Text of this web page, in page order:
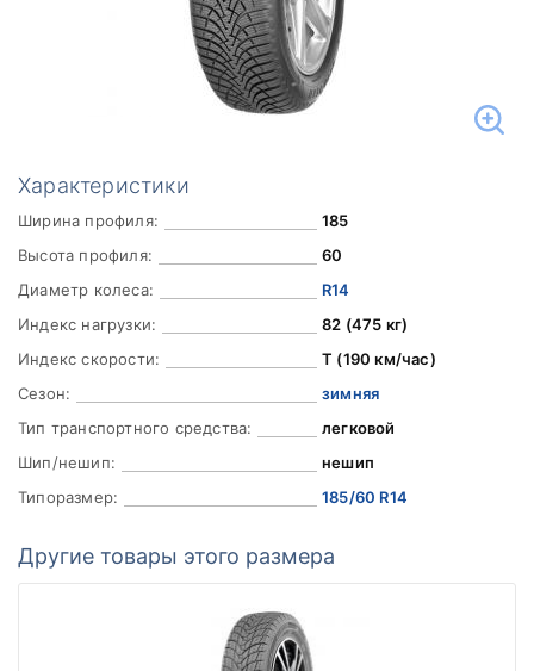
Характеристики
Ширина профиля:
185
Высота профиля:
60
Диаметр колеса:
R14
Индекс нагрузки:
82 (475 кг)
Индекс скорости:
T (190 км/час)
Сезон:
зимняя
Тип транспортного средства:
легковой
Шип/нешип:
нешип
Типоразмер:
185/60 R14
Другие товары этого размера